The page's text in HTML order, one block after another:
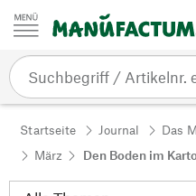
Zum Inhalt springen
Startseite Journal
Das
März
Den Boden im